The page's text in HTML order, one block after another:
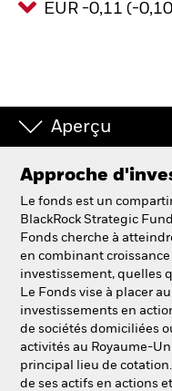
Intermédiaires
NL FR
BlackRock
Aladdin
EUR -0,11 (-
Aperçu
Approche
Le fonds est un
BlackRock Strategic
Fonds cherche à
en combinant
investissement, quelles
Le Fonds vise à placer
investissements en
de sociétés domiciliées
activités au Royaume-
principal lieu de
de ses actifs en actions